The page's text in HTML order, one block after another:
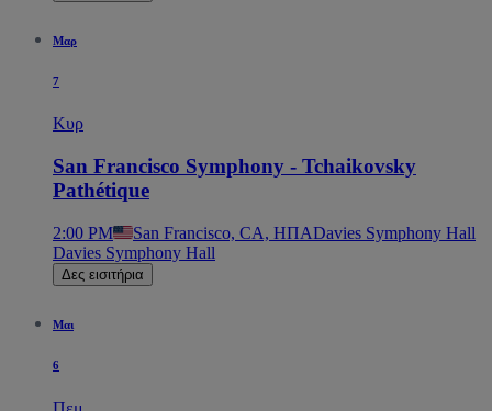
Μαρ
7
Κυρ
San Francisco Symphony - Tchaikovsky
Pathétique
2:00 PM San Francisco, CA, ΗΠΑDavies Symphony Hall
Davies Symphony Hall
Δες εισιτήρια
Μαι
6